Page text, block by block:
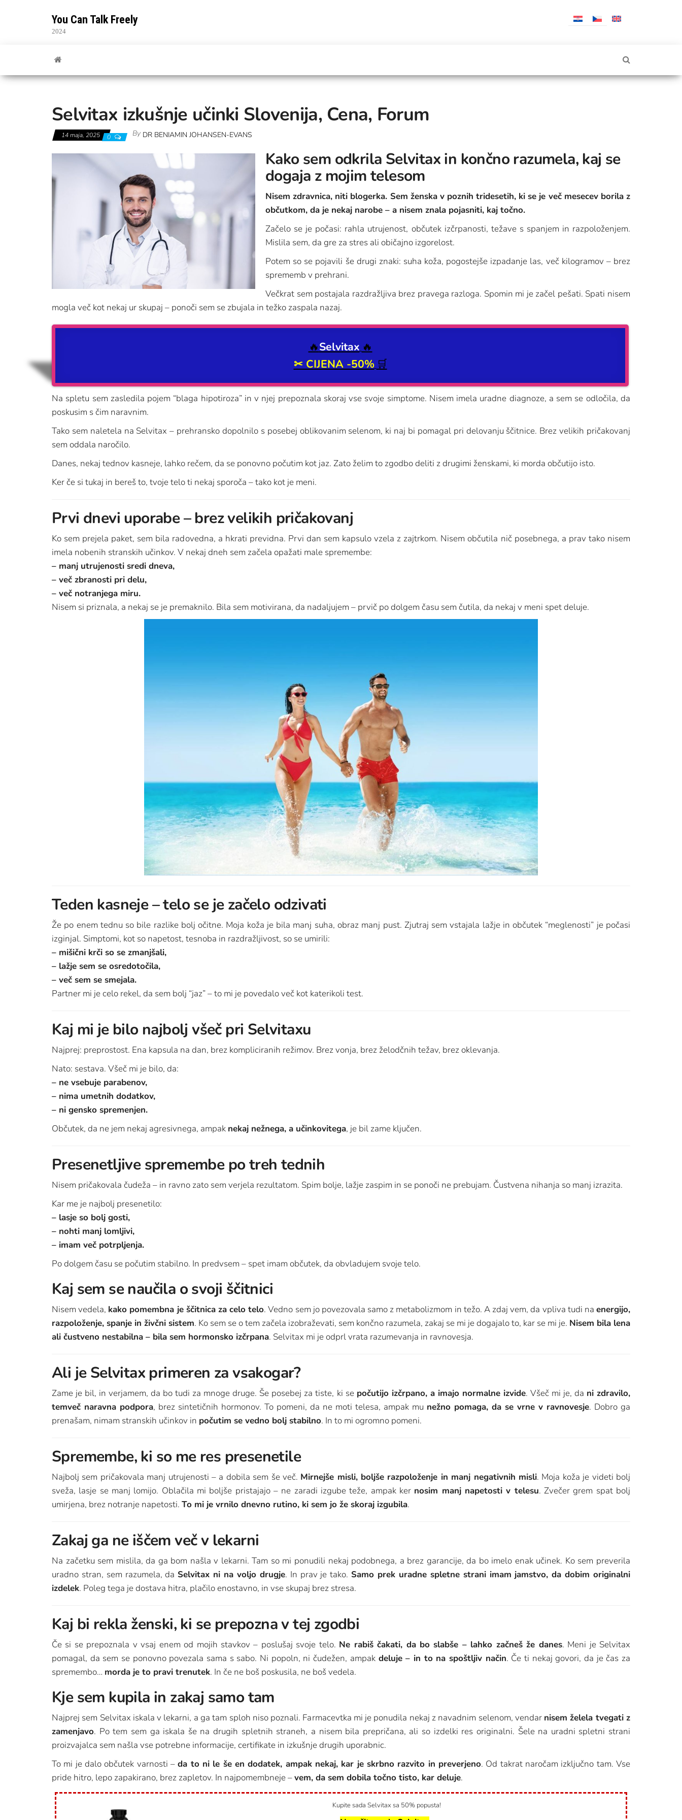
You Can Talk Freely
2024
Selvitax izkušnje učinki Slovenija, Cena, Forum
14 maja, 2025 0 By DR BENIAMIN JOHANSEN-EVANS
Kako sem odkrila Selvitax in končno razumela, kaj se
dogaja z mojim telesom
Nisem zdravnica, niti blogerka. Sem ženska v poznih tridesetih, ki se je več mesecev borila z
občutkom, da je nekaj narobe – a nisem znala pojasniti, kaj točno.
Začelo se je počasi: rahla utrujenost, občutek izčrpanosti, težave s spanjem in razpoloženjem.
Mislila sem, da gre za stres ali običajno izgorelost.
Potem so se pojavili še drugi znaki: suha koža, pogostejše izpadanje las, več kilogramov – brez
sprememb v prehrani.
Večkrat sem postajala razdražljiva brez pravega razloga. Spomin mi je začel pešati. Spati nisem
mogla več kot nekaj ur skupaj – ponoči sem se zbujala in težko zaspala nazaj.
🔥Selvitax 🔥
✂ CIJENA -50% 🛒
Na spletu sem zasledila pojem “blaga hipotiroza” in v njej prepoznala skoraj vse svoje simptome. Nisem imela uradne diagnoze, a sem se odločila, da
poskusim s čim naravnim.
Tako sem naletela na Selvitax – prehransko dopolnilo s posebej oblikovanim selenom, ki naj bi pomagal pri delovanju ščitnice. Brez velikih pričakovanj
sem oddala naročilo.
Danes, nekaj tednov kasneje, lahko rečem, da se ponovno počutim kot jaz. Zato želim to zgodbo deliti z drugimi ženskami, ki morda občutijo isto.
Ker če si tukaj in bereš to, tvoje telo ti nekaj sporoča – tako kot je meni.
Prvi dnevi uporabe – brez velikih pričakovanj
Ko sem prejela paket, sem bila radovedna, a hkrati previdna. Prvi dan sem kapsulo vzela z zajtrkom. Nisem občutila nič posebnega, a prav tako nisem
imela nobenih stranskih učinkov. V nekaj dneh sem začela opažati male spremembe:
– manj utrujenosti sredi dneva,
– več zbranosti pri delu,
– več notranjega miru.
Nisem si priznala, a nekaj se je premaknilo. Bila sem motivirana, da nadaljujem – prvič po dolgem času sem čutila, da nekaj v meni spet deluje.
Teden kasneje – telo se je začelo odzivati
Že po enem tednu so bile razlike bolj očitne. Moja koža je bila manj suha, obraz manj pust. Zjutraj sem vstajala lažje in občutek “meglenosti” je počasi
izginjal. Simptomi, kot so napetost, tesnoba in razdražljivost, so se umirili:
– mišični krči so se zmanjšali,
– lažje sem se osredotočila,
– več sem se smejala.
Partner mi je celo rekel, da sem bolj “jaz” – to mi je povedalo več kot katerikoli test.
Kaj mi je bilo najbolj všeč pri Selvitaxu
Najprej: preprostost. Ena kapsula na dan, brez kompliciranih režimov. Brez vonja, brez želodčnih težav, brez oklevanja.
Nato: sestava. Všeč mi je bilo, da:
– ne vsebuje parabenov,
– nima umetnih dodatkov,
– ni gensko spremenjen.
Občutek, da ne jem nekaj agresivnega, ampak nekaj nežnega, a učinkovitega, je bil zame ključen.
Presenetljive spremembe po treh tednih
Nisem pričakovala čudeža – in ravno zato sem verjela rezultatom. Spim bolje, lažje zaspim in se ponoči ne prebujam. Čustvena nihanja so manj izrazita.
Kar me je najbolj presenetilo:
– lasje so bolj gosti,
– nohti manj lomljivi,
– imam več potrpljenja.
Po dolgem času se počutim stabilno. In predvsem – spet imam občutek, da obvladujem svoje telo.
Kaj sem se naučila o svoji ščitnici
Nisem vedela, kako pomembna je ščitnica za celo telo. Vedno sem jo povezovala samo z metabolizmom in težo. A zdaj vem, da vpliva tudi naenergijo,
razpoloženje, spanje in živčni sistem. Ko sem se o tem začela izobraževati, sem končno razumela, zakaj se mi je dogajalo to, kar se mi je. Nisem bila lena
ali čustveno nestabilna – bila sem hormonsko izčrpana. Selvitax mi je odprl vrata razumevanja in ravnovesja.
Ali je Selvitax primeren za vsakogar?
Zame je bil, in verjamem, da bo tudi za mnoge druge. Še posebej za tiste, ki se počutijo izčrpano, a imajo normalne izvide. Všeč mi je, da ni zdravilo,
temveč naravna podpora, brez sintetičnih hormonov. To pomeni, da ne moti telesa, ampak mu nežno pomaga, da se vrne v ravnovesje. Dobro ga
prenašam, nimam stranskih učinkov in počutim se vedno bolj stabilno. In to mi ogromno pomeni.
Spremembe, ki so me res presenetile
Najbolj sem pričakovala manj utrujenosti – a dobila sem še več. Mirnejše misli, boljše razpoloženje in manj negativnih misli. Moja koža je videti bolj
sveža, lasje se manj lomijo. Oblačila mi boljše pristajajo – ne zaradi izgube teže, ampak ker nosim manj napetosti v telesu. Zvečer grem spat bolj
umirjena, brez notranje napetosti. To mi je vrnilo dnevno rutino, ki sem jo že skoraj izgubila.
Zakaj ga ne iščem več v lekarni
Na začetku sem mislila, da ga bom našla v lekarni. Tam so mi ponudili nekaj podobnega, a brez garancije, da bo imelo enak učinek. Ko sem preverila
uradno stran, sem razumela, da Selvitax ni na voljo drugje. In prav je tako. Samo prek uradne spletne strani imam jamstvo, da dobim originalni
izdelek. Poleg tega je dostava hitra, plačilo enostavno, in vse skupaj brez stresa.
Kaj bi rekla ženski, ki se prepozna v tej zgodbi
Če si se prepoznala v vsaj enem od mojih stavkov – poslušaj svoje telo. Ne rabiš čakati, da bo slabše – lahko začneš že danes. Meni je Selvitax
pomagal, da sem se ponovno povezala sama s sabo. Ni popoln, ni čudežen, ampak deluje – in to na spoštljiv način. Če ti nekaj govori, da je čas za
spremembo… morda je to pravi trenutek. In če ne boš poskusila, ne boš vedela.
Kje sem kupila in zakaj samo tam
Najprej sem Selvitax iskala v lekarni, a ga tam sploh niso poznali. Farmacevtka mi je ponudila nekaj z navadnim selenom, vendar nisem želela tvegati z
zamenjavo. Po tem sem ga iskala še na drugih spletnih straneh, a nisem bila prepričana, ali so izdelki res originalni. Šele na uradni spletni strani
proizvajalca sem našla vse potrebne informacije, certifikate in izkušnje drugih uporabnic.
To mi je dalo občutek varnosti –da to ni le še en dodatek, ampak nekaj, kar je skrbno razvito in preverjeno. Od takrat naročam izključno tam. Vse
pride hitro, lepo zapakirano, brez zapletov. In najpomembneje –vem, da sem dobila točno tisto, kar deluje.
Kupite sada Selvitax sa 50% popusta!